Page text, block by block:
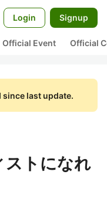
Login Signup
Official Event Official
since last update.
ストになれ